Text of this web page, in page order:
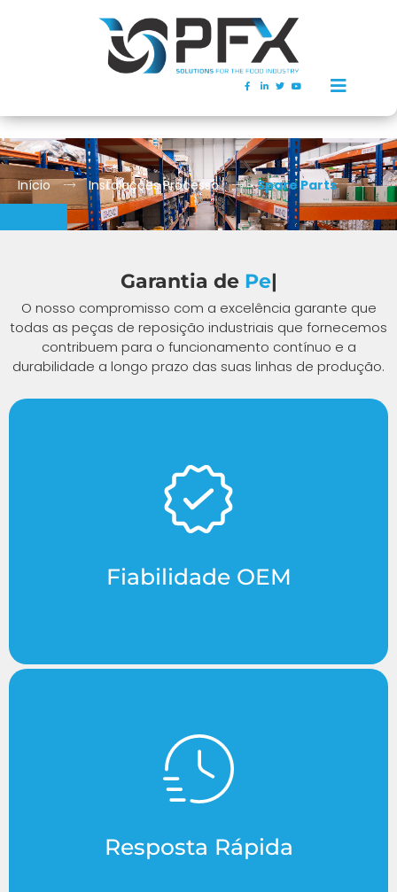
Início Instalações Processo Spare Parts
.spare parts
Garantia de P|
O nosso compromisso com a excelência garante que
todas as peças de reposição industriais que fornecemos
contribuem para o funcionamento contínuo e a
durabilidade a longo prazo das suas linhas de produção.
Fiabilidade OEM
Peças originais do fabricante, concebidas
especificamente para os sistemas Perfinox, a fim
Resposta Rápida
Componentes críticos disponíveis para envio
imediato para manter a sua linha de produção a